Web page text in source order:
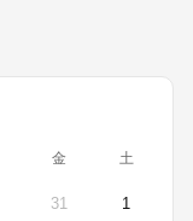
金 土
31 1